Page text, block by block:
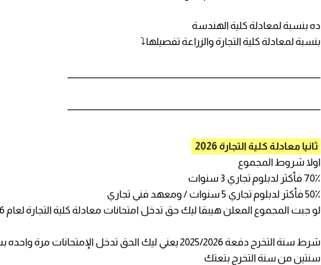
ده بنسبة لمعادلة كلية الهندسة
بنسبة لمعادلة كلية التجارة والزراعة تفصيلها⤵️
ثانيا معادلة كلية التجارة 2026
اولا شروط المجموع
70٪ فأكثر لدبلوم تجاري 3 سنوات
50٪ فأكثر لدبلوم تجاري 5 سنوات / ومعهد فني تجاري
لو جبت المجموع المعلن هيبقا ليك حق تدخل امتحانات معادلة كلية التجارة لعام 2026
شرط سنة التخرج دفعة 2025/2026 يعني ليك الحق تدخل الإمتحانات
سنتين من سنة التخرج بتعتك